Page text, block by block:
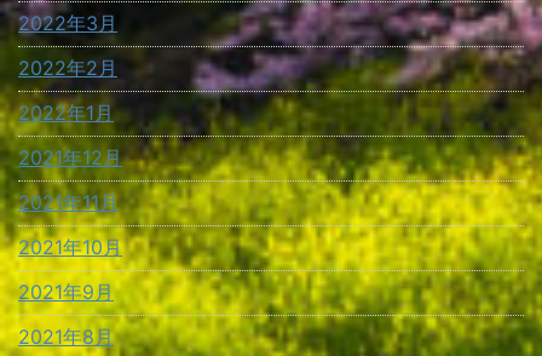
2022年3月
2022年2月
2022年1月
2021年12月
2021年11月
2021年10月
2021年9月
2021年8月